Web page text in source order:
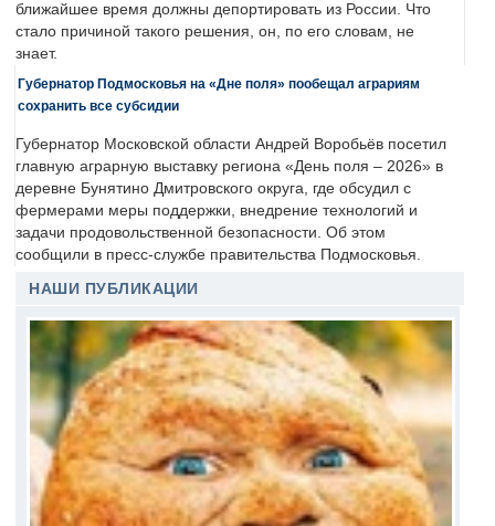
ближайшее время должны депортировать из России. Что
стало причиной такого решения, он, по его словам, не
знает.
Губернатор Подмосковья на «Дне поля» пообещал аграриям
сохранить все субсидии
Губернатор Московской области Андрей Воробьёв посетил
главную аграрную выставку региона «День поля – 2026» в
деревне Бунятино Дмитровского округа, где обсудил с
фермерами меры поддержки, внедрение технологий и
задачи продовольственной безопасности. Об этом
сообщили в пресс-службе правительства Подмосковья.
НАШИ ПУБЛИКАЦИИ